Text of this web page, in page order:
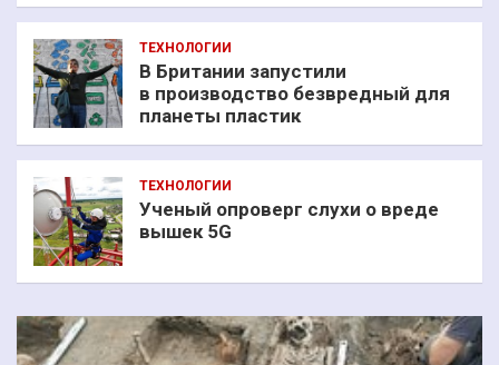
ТЕХНОЛОГИИ
В Британии запустили
в производство безвредный для
планеты пластик
ТЕХНОЛОГИИ
Ученый опроверг слухи о вреде
вышек 5G